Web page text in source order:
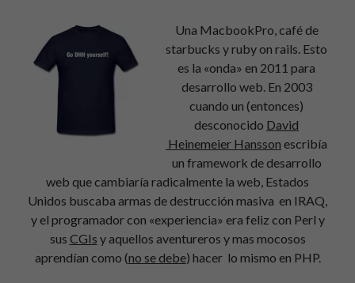
Una MacbookPro, café de
starbucks y ruby on rails. Esto
es la «onda» en 2011 para
desarrollo web. En 2003
cuando un (entonces)
desconocido David
Heinemeier Hansson escribía
un framework de desarrollo
web que cambiaría radicalmente la web, Estados
Unidos buscaba armas de destrucción masiva en IRAQ,
y el programador con «experiencia» era feliz con Perl y
sus CGIs y aquellos aventureros y mas mocosos
aprendían como (no se debe) hacer lo mismo en PHP.